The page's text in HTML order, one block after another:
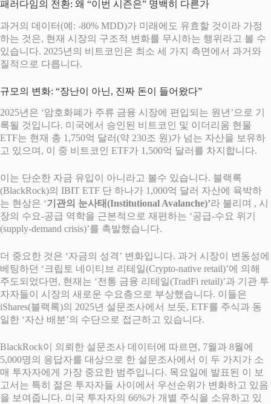
패러다임의 전환: 왜 “이번 시즌은” 명백히 다른가
과거의 데이터(예: -80% MDD)가 미래에도 유효할 것이라 가정
하는 것은, 현재 시장의 구조적 변화를 무시하는 행위라고 볼 수
있습니다. 2025년의 비트코인은 최소 세 가지 측면에서 과거와
질적으로 다릅니다.
규모의 변화: “장난이 아닌, 진짜 돈이 들어왔다”
2025년은 ‘암호화폐가 주류 금융 시장에 편입되는 원년’으로 기
록될 것입니다. 미국에서 승인된 비트코인 및 이더리움 현물
ETF는 현재 총 1,750억 달러(약 230조 원)가 넘는 자산을 보유하
고 있으며, 이 중 비트코인 ETF가 1,500억 달러를 차지합니다.
이는 단순한 자금 유입이 아니라고 볼수 있습니다. 블랙록
(BlackRock)의 IBIT ETF 단 하나가 1,000억 달러 자산에 육박하
는 현상은 ‘기관의 눈사태(Institutional Avalanche)’라 불리며 , 시
장의 수요-공급 역학을 근본적으로 재편하는 ‘공급-수요 위기
(supply-demand crisis)’를 촉발했습니다.
더 중요한 것은 ‘자금의 성격’ 변화입니다. 과거 시장이 변동성에
베팅하던 ‘크립토 네이티브 리테일(Crypto-native retail)’에 의해
주도되었다면, 현재는 ‘전통 금융 리테일(TradFi retail)’과 기관 투
자자들이 시장의 새로운 수요층으로 부상했습니다. 이들은
iShares(블랙록)의 2025년 설문조사에서 보듯, ETF를 주식과 동
일한 ‘자산 배분’의 수단으로 접근하고 있습니다.
BlackRock이 의뢰한 설문조사 데이터에 따르면, 7월과 8월에
5,000명의 응답자를 대상으로 한 설문조사에서 이 두 가지가 소
매 투자자에게 가장 중요한 범주입니다. 목요일에 발표된 이 보
고서는 특히 젊은 투자자들 사이에서 우선순위가 변화하고 있음
을 보여줍니다. 미국 투자자의 66%가 개별 주식을 소유하고 있